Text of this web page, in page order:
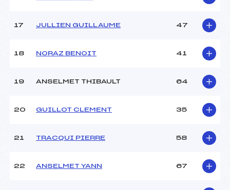
Température départ :
50.0000
U16->Mas
17 JULLIEN GUILLAUME 47
18 NORAZ BENOIT 41
19 ANSELMET THIBAULT 64
20 GUILLOT CLEMENT 35
21 TRACQUI PIERRE 58
22 ANSELMET YANN 67